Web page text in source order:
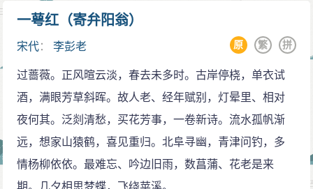
一萼红（寄弁阳翁）
宋代：李彭老 拼
繁
原
过蔷薇。正风暄云淡，春去未多时。古岸停桡，单衣试
酒，满眼芳草斜晖。故人老、经年赋别，灯晕里、相对
夜何其。泛剡清愁，买花芳事，一卷新诗。流水孤帆渐
远，想家山猿鹤，喜见重归。北阜寻幽，青津问钓，多
情杨柳依依。最难忘、吟边旧雨，数菖蒲、花老是来
期。几夕相思梦蝶，飞绕苹溪。